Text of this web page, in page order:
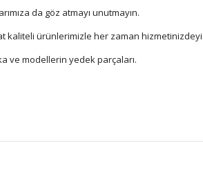
da göz atmayı unutmayın.
kaliteli ürünlerimizle her zaman
ve modellerin yedek parçaları.